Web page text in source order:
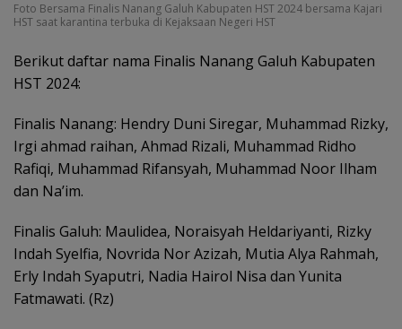
Foto Bersama Finalis Nanang Galuh Kabupaten HST 2024 bersama Kajari
HST saat karantina terbuka di Kejaksaan Negeri HST
Berikut daftar nama Finalis Nanang Galuh Kabupaten
HST 2024:
Finalis Nanang: Hendry Duni Siregar, Muhammad Rizky,
Irgi ahmad raihan, Ahmad Rizali, Muhammad Ridho
Rafiqi, Muhammad Rifansyah, Muhammad Noor Ilham
dan Na’im.
Finalis Galuh: Maulidea, Noraisyah Heldariyanti, Rizky
Indah Syelfia, Novrida Nor Azizah, Mutia Alya Rahmah,
Erly Indah Syaputri, Nadia Hairol Nisa dan Yunita
Fatmawati. (Rz)